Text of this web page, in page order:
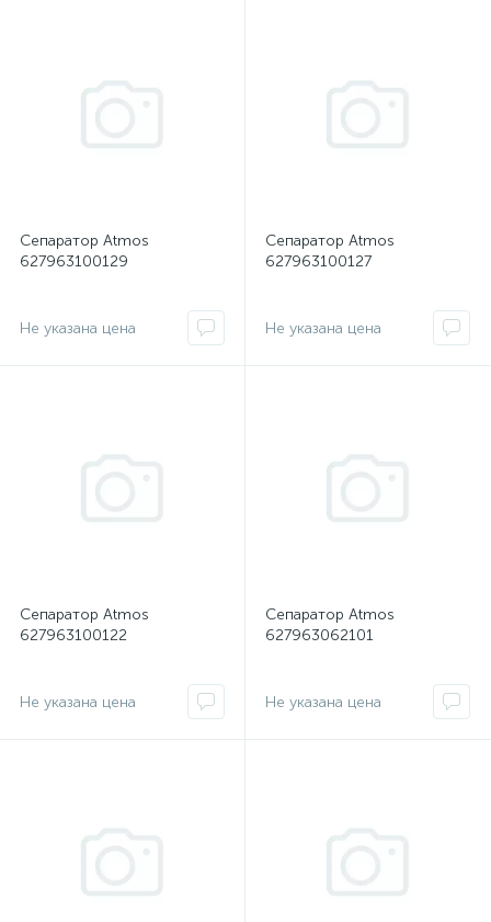
Сепаратор Atmos
627963100129
Не указана цена
Сепаратор Atmos
627963100127
Не указана цена
Сепаратор Atmos
627963100122
Не указана цена
Сепаратор Atmos
627963062101
Не указана цена